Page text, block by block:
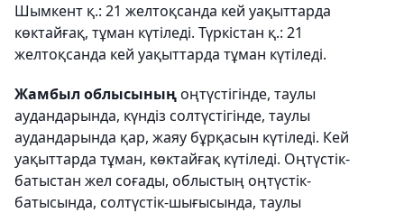
Шымкент қ.: 21 желтоқсанда кей уақыттарда
көктайғақ, тұман күтіледі. Түркістан қ.: 21
желтоқсанда кей уақыттарда тұман күтіледі.
Жамбыл облысыныңоңтүстігінде, таулы
аудандарында, күндіз солтүстігінде, таулы
аудандарында қар, жаяу бұрқасын күтіледі. Кей
уақыттарда тұман, көктайғақ күтіледі. Оңтүстік-
батыстан жел соғады, облыстың оңтүстік-
батысында, солтүстік-шығысында, таулы